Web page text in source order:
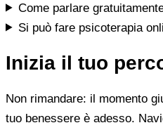
Come parlare
Si può fare psicoterapia
Inizia il tuo
Non rimandare: il momento
tuo benessere è adesso.